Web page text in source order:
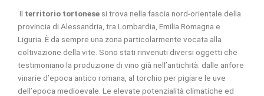
Il territorio tortonese si trova nella fascia nord-orientale della
provincia di Alessandria, tra Lombardia, Emilia Romagna e
Liguria. È da sempre una zona particolarmente vocata alla
coltivazione della vite. Sono stati rinvenuti diversi oggetti che
testimoniano la produzione di vino già nell’antichità: dalle anfore
vinarie d’epoca antico romana, al torchio per pigiare le uve
dell’epoca medioevale. Le elevate potenzialità climatiche ed